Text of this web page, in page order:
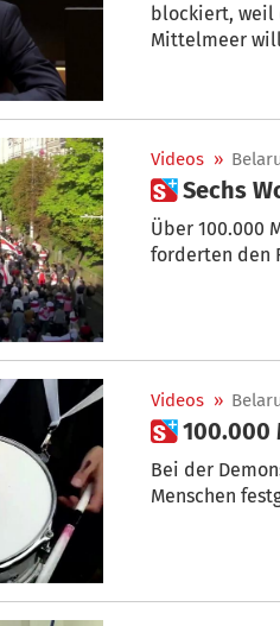
blockiert, weil
Mittelmeer
Videos »
 Sechs
Über 100.000
forderten den
Videos »

Bei der
Menschen